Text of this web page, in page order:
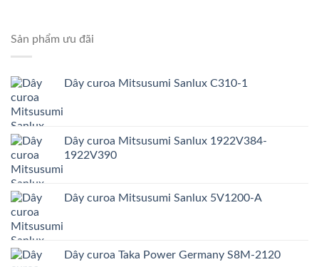
Sản phẩm ưu đãi
Dây curoa Mitsusumi Sanlux C310-1
Dây curoa Mitsusumi Sanlux 1922V384-
1922V390
Dây curoa Mitsusumi Sanlux 5V1200-A
Dây curoa Taka Power Germany S8M-2120